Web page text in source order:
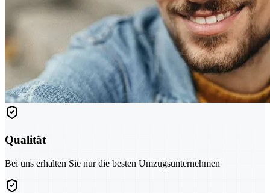
Qualität
Bei uns erhalten Sie nur die besten Umzugsunternehmen